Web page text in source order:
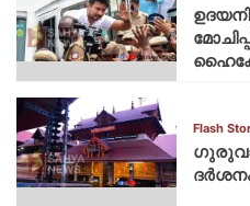
Flash